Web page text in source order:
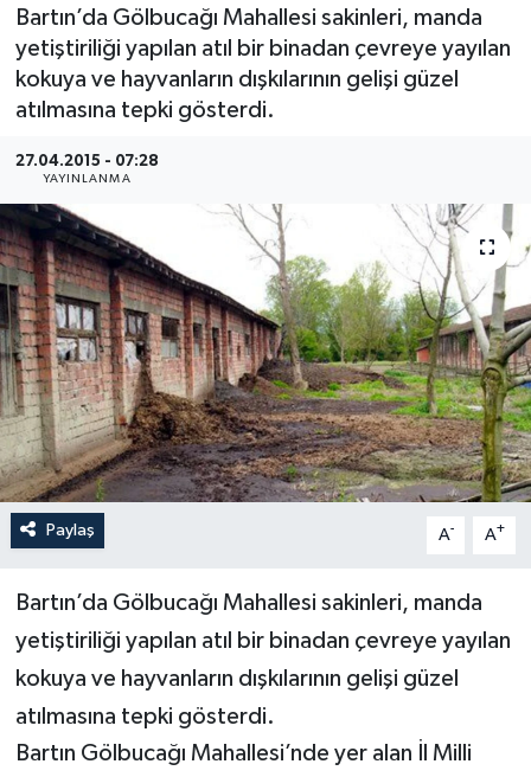
Bartın’da Gölbucağı Mahallesi sakinleri, manda
yetiştiriliği yapılan atıl bir binadan çevreye yayılan
kokuya ve hayvanların dışkılarının gelişi güzel
atılmasına tepki gösterdi.
27.04.2015 - 07:28
YAYINLANMA
Paylaş A- A+
Bartın’da Gölbucağı Mahallesi sakinleri, manda
yetiştiriliği yapılan atıl bir binadan çevreye yayılan
kokuya ve hayvanların dışkılarının gelişi güzel
atılmasına tepki gösterdi.
Bartın Gölbucağı Mahallesi’nde yer alan İl Milli
Medya
Sağlık
Sinema
Sivil Toplum
Siyaset
Spor
Tarım
Turizm
Yaşam
DÜNYA
YEREL